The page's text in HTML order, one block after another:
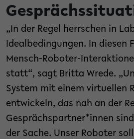
„In der Regel herrschen in
Idealbedingungen. In diesen
Mensch-Roboter-
statt“, sagt Britta Wrede.
System mit einem virtuellen
entwickeln, das nah an der
Gesprächspartner*innen
der Sache. Unser Roboter